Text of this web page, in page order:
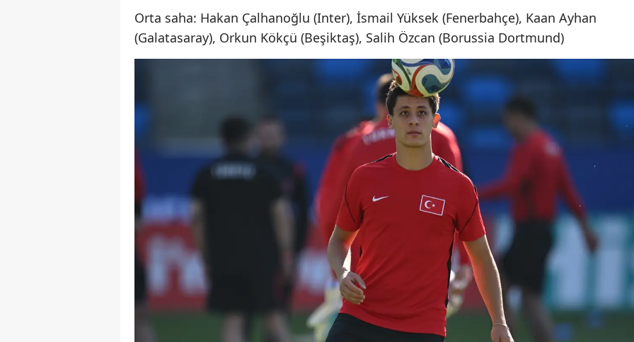
Van
Zonguldak
Aksaray
Bayburt
Kırıkkale
Batman
Şırnak
Bartın
Ardahan
Orta saha: Hakan Çalhanoğlu (Inter), İsmail Yüksek (Fenerbahçe), Kaan Ayhan
(Galatasaray), Orkun Kökçü (Beşiktaş), Salih Özcan (Borussia Dortmund)